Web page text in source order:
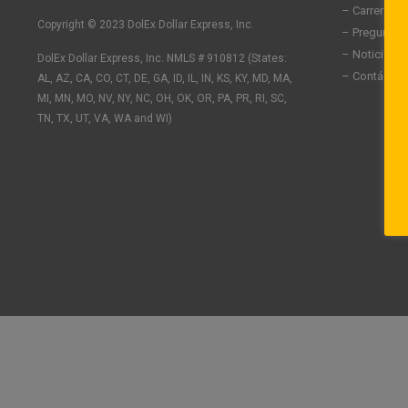
k
d
i
n
-
e
o
o
k
-
t
g
r
a
Copyright © 2023 DolEx Dollar Express, Inc.
DolEx Dollar Express, Inc. NMLS # 910812 (States:
AL, AZ, CA, CO, CT, DE, GA, ID, IL, IN, KS, KY, MD, MA,
MI, MN, MO, NV, NY, NC, OH, OK, OR, PA, PR, RI, SC,
TN, TX, UT, VA, WA and WI)
– Carreras
–
– Noticias
–